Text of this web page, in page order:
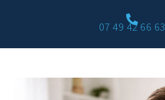
07 49 42 66 63